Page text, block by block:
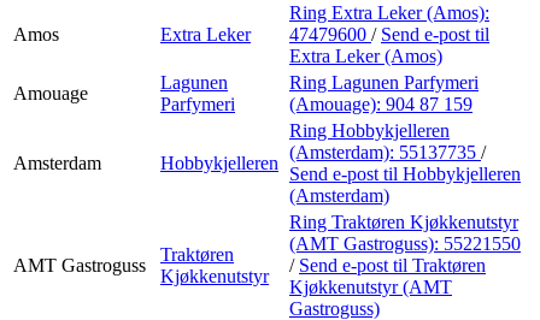
Amos Extra Leker
Ring Extra Leker (Amos):
47479600 / Send e-post til
Extra Leker (Amos)
Amouage
Lagunen
Parfymeri
Ring Lagunen Parfymeri
(Amouage): 904 87 159
Amsterdam Hobbykjelleren
Ring Hobbykjelleren
(Amsterdam): 55137735 /
Send e-post til Hobbykjelleren
(Amsterdam)
AMT Gastroguss
Traktøren
Kjøkkenutstyr
Ring Traktøren Kjøkkenutstyr
(AMT Gastroguss): 55221550
/ Send e-post til Traktøren
Kjøkkenutstyr (AMT
Gastroguss)